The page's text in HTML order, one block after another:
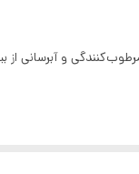
اسکین بسته 10 عددی حجم هر سرم 3